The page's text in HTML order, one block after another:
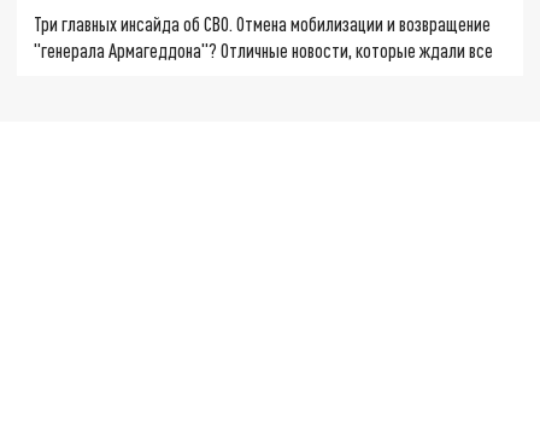
Три главных инсайда об СВО. Отмена мобилизации и возвращение
"генерала Армагеддона"? Отличные новости, которые ждали все